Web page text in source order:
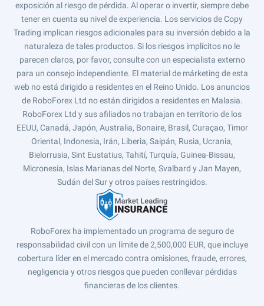
exposición al riesgo de pérdida. Al operar o invertir, siempre debe
tener en cuenta su nivel de experiencia. Los servicios de Copy
Trading implican riesgos adicionales para su inversión debido a la
naturaleza de tales productos. Si los riesgos implícitos no le
parecen claros, por favor, consulte con un especialista externo
para un consejo independiente. El material de márketing de esta
web no está dirigido a residentes en el Reino Unido. Los anuncios
de RoboForex Ltd no están dirigidos a residentes en Malasia.
RoboForex Ltd y sus afiliados no trabajan en territorio de los
EEUU, Canadá, Japón, Australia, Bonaire, Brasil, Curaçao, Timor
Oriental, Indonesia, Irán, Liberia, Saipán, Rusia, Ucrania,
Bielorrusia, Sint Eustatius, Tahití, Turquía, Guinea-Bissau,
Micronesia, Islas Marianas del Norte, Svalbard y Jan Mayen,
Sudán del Sur y otros países restringidos.
RoboForex ha implementado un programa de seguro de
responsabilidad civil con un límite de 2,500,000 EUR, que incluye
cobertura líder en el mercado contra omisiones, fraude, errores,
negligencia y otros riesgos que pueden conllevar pérdidas
financieras de los clientes.